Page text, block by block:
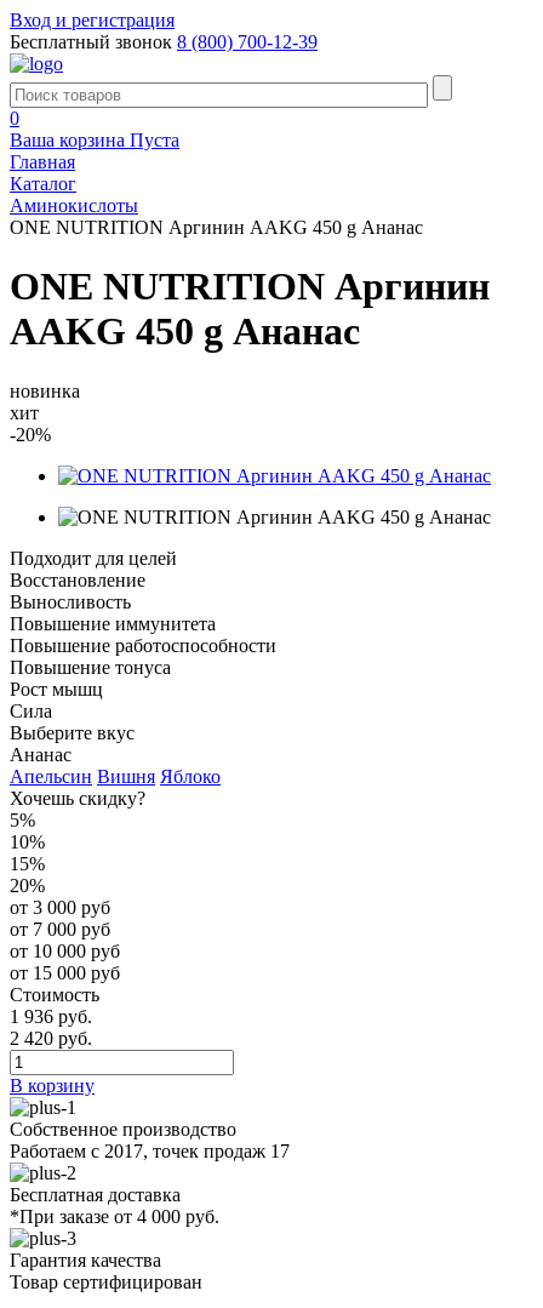
Вход и регистрация
Бесплатный звонок 8 (800) 700-12-39
0
Ваша корзина Пуста
Главная
Каталог
Аминокислоты
ONE NUTRITION Аргинин AAKG 450 g Ананас
ONE NUTRITION Аргинин
AAKG 450 g Ананас
новинка
хит
-20%
Подходит для целей
Восстановление
Выносливость
Повышение иммунитета
Повышение работоспособности
Повышение тонуса
Рост мышц
Сила
Выберите вкус
Ананас
Апельсин Вишня Яблоко
Хочешь скидку?
5%
10%
15%
20%
от 3 000 руб
от 7 000 руб
от 10 000 руб
от 15 000 руб
Стоимость
1 936 руб.
2 420 руб.
В корзину
Собственное производство
Работаем с 2017, точек продаж 17
Бесплатная доставка
*При заказе от 4 000 руб.
Гарантия качества
Товар сертифицирован